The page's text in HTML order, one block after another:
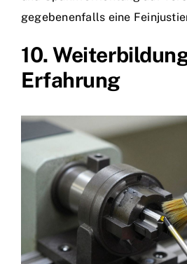
gegebenenfalls eine
10.
Erfahrung